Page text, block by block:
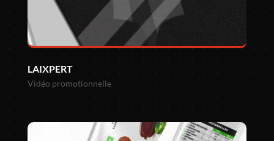
LAIXPERT
Vidéo promotionnelle